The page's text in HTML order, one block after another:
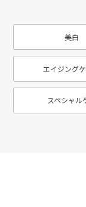
美白
エイジング
スペシャル